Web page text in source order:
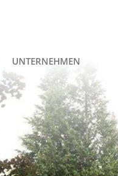
UNTERNEHMEN